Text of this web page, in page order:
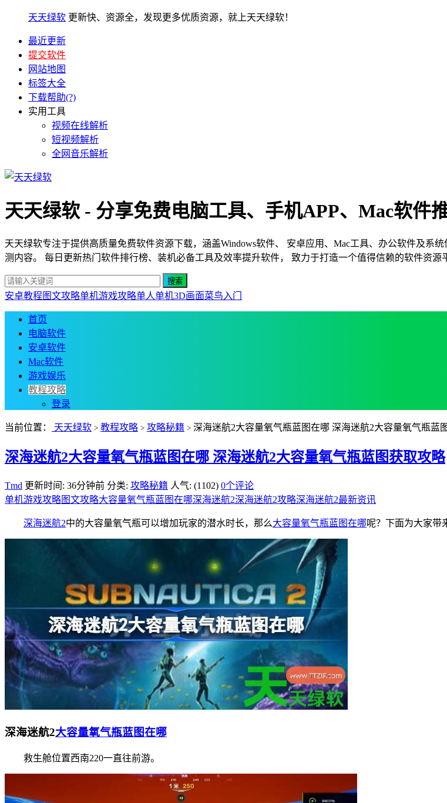
天天绿软 更新快、资源全，发现更多优质资源，就上天天绿软！
最近更新
提交软件
网站地图
标签大全
下载帮助(?)
实用工具
视频在线解析
短视频解析
全网音乐解析
天天绿软 - 分享免费电脑工具、手机APP、Mac软件
天天绿软专注于提供高质量免费软件资源下载，涵盖Windows软件、 安卓应用、Mac工具、办公软件及系
测内容。 每日更新热门软件排行榜、装机必备工具及效率提升软件， 致力于打造一个值得信赖的软件资源
安卓教程 图文攻略单机游戏攻略单人单机3D画面菜鸟入门
首页
电脑软件
安卓软件
Mac软件
游戏娱乐
教程攻略
登录
当前位置： 天天绿软 > 教程攻略 > 攻略秘籍 > 深海迷航2大容量氧气瓶蓝图在哪 深海迷航2大容量氧气瓶蓝
深海迷航2大容量氧气瓶蓝图在哪 深海迷航2大容量氧气瓶蓝图获取攻略
Tmd 更新时间: 36分钟前 分类: 攻略秘籍 人气: (1102) 0个评论
单机游戏攻略图文攻略大容量氧气瓶蓝图在哪深海迷航2深海迷航2攻略深海迷航2最新资讯
深海迷航2中的大容量氧气瓶可以增加玩家的潜水时长，那么大容量氧气瓶蓝图在哪呢？下面为大家带
深海迷航2大容量氧气瓶蓝图在哪
救生舱位置西南220一直往前游。